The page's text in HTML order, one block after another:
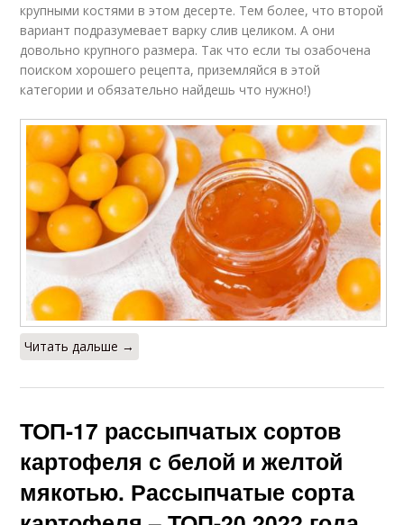
крупными костями в этом десерте. Тем более, что второй
вариант подразумевает варку слив целиком. А они
довольно крупного размера. Так что если ты озабочена
поиском хорошего рецепта, приземляйся в этой
категории и обязательно найдешь что нужно!)
Читать дальше →
ТОП-17 рассыпчатых сортов
картофеля с белой и желтой
мякотью. Рассыпчатые сорта